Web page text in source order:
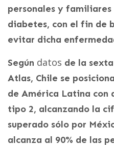
personales y
diabetes, con el fin de
evitar dicha
Según datos de la
Atlas, Chile se
de América Latina con
tipo 2, alcanzando la
superado sólo por
alcanza al 90% de las